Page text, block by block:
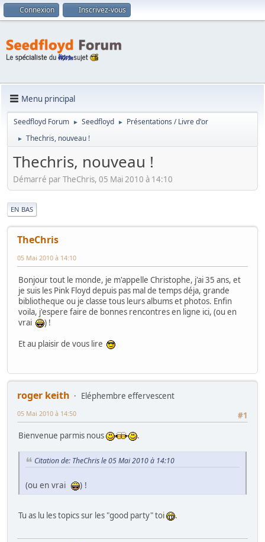
Connexion Inscrivez-vous
Menu principal
Seedfloyd Forum ► Seedfloyd ► Présentations / Livre d'or
► Thechris, nouveau !
Thechris, nouveau !
Démarré par TheChris, 05 Mai 2010 à 14:10
EN BAS
TheChris
05 Mai 2010 à 14:10
Bonjour tout le monde, je m'appelle Christophe, j'ai 35 ans, et
je suis les Pink Floyd depuis pas mal de temps déja, grande
bibliotheque ou je classe tous leurs albums et photos. Enfin
voila, j'espere faire de bonnes rencontres en ligne ici, (ou en
vrai
) !
Et au plaisir de vous lire
roger keith
Eléphembre effervescent
#1
05 Mai 2010 à 14:50
Bienvenue parmis nous .
Citation de: TheChris le 05 Mai 2010 à 14:10
(ou en vrai ) !
Tu as lu les topics sur les "good party" toi .